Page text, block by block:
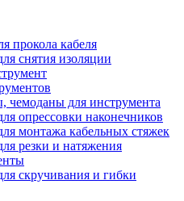
прокола кабеля
снятия изоляции
чемоданы для инструмента
опрессовки наконечников
монтажа кабельных стяжек
резки и натяжения
скручивания и гибки